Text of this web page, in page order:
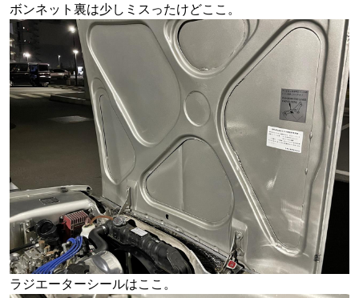
ボンネット裏は少しミスったけどここ。
ラジエーターシールはここ。